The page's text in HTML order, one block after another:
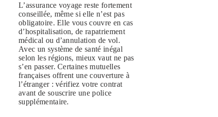
L’assurance voyage reste fortement
conseillée, même si elle n’est pas
obligatoire. Elle vous couvre en cas
d’hospitalisation, de rapatriement
médical ou d’annulation de vol.
Avec un système de santé inégal
selon les régions, mieux vaut ne pas
s’en passer. Certaines mutuelles
françaises offrent une couverture à
l’étranger : vérifiez votre contrat
avant de souscrire une police
supplémentaire.